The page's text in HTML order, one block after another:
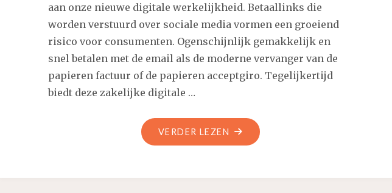
aan onze nieuwe digitale werkelijkheid. Betaallinks die
worden verstuurd over sociale media vormen een groeiend
risico voor consumenten. Ogenschijnlijk gemakkelijk en
snel betalen met de email als de moderne vervanger van de
papieren factuur of de papieren acceptgiro. Tegelijkertijd
biedt deze zakelijke digitale …
VERDER LEZEN
"DE
VEILIGE